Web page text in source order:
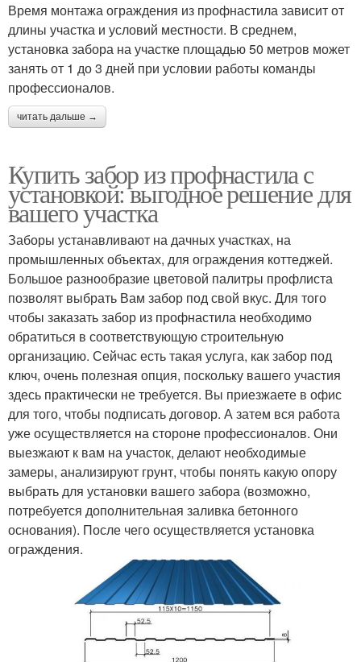
Время монтажа ограждения из профнастила зависит от
длины участка и условий местности. В среднем,
установка забора на участке площадью 50 метров может
занять от 1 до 3 дней при условии работы команды
профессионалов.
читать дальше →
Купить забор из профнастила с
установкой: выгодное решение для
вашего участка
Заборы устанавливают на дачных участках, на
промышленных объектах, для ограждения коттеджей.
Большое разнообразие цветовой палитры профлиста
позволят выбрать Вам забор под свой вкус. Для того
чтобы заказать забор из профнастила необходимо
обратиться в соответствующую строительную
организацию. Сейчас есть такая услуга, как забор под
ключ, очень полезная опция, поскольку вашего участия
здесь практически не требуется. Вы приезжаете в офис
для того, чтобы подписать договор. А затем вся работа
уже осуществляется на стороне профессионалов. Они
выезжают к вам на участок, делают необходимые
замеры, анализируют грунт, чтобы понять какую опору
выбрать для установки вашего забора (возможно,
потребуется дополнительная заливка бетонного
основания). После чего осуществляется установка
ограждения.